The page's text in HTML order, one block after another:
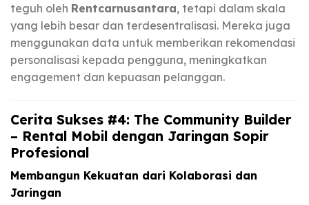
teguh oleh Rentcarnusantara, tetapi dalam skala
yang lebih besar dan terdesentralisasi. Mereka juga
menggunakan data untuk memberikan rekomendasi
personalisasi kepada pengguna, meningkatkan
engagement dan kepuasan pelanggan.
Cerita Sukses #4: The Community Builder
– Rental Mobil dengan Jaringan Sopir
Profesional
Membangun Kekuatan dari Kolaborasi dan
Jaringan